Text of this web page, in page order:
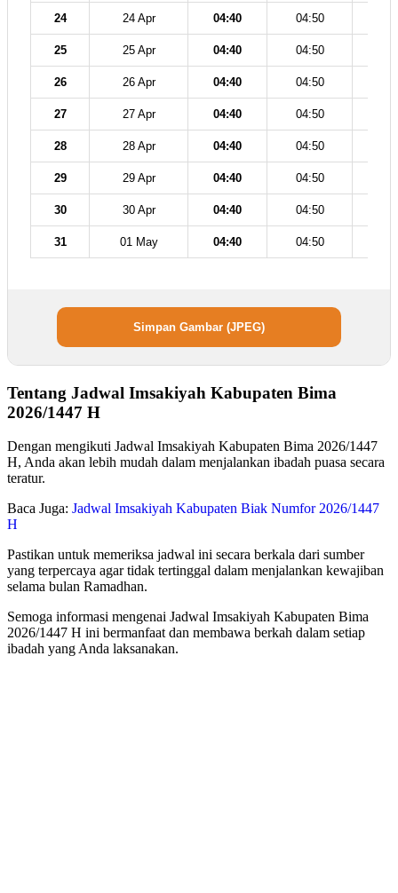
24 24 Apr 04:40 04:50
25 25 Apr 04:40 04:50
26 26 Apr 04:40 04:50
27 27 Apr 04:40 04:50
28 28 Apr 04:40 04:50
29 29 Apr 04:40 04:50
30 30 Apr 04:40 04:50
31 01 May 04:40 04:50
Simpan Gambar (JPEG)
Tentang Jadwal Imsakiyah Kabupaten Bima
2026/1447 H
Dengan mengikuti Jadwal Imsakiyah Kabupaten Bima 2026/1447
H, Anda akan lebih mudah dalam menjalankan ibadah puasa secara
teratur.
Baca Juga: Jadwal Imsakiyah Kabupaten Biak Numfor 2026/1447
H
Pastikan untuk memeriksa jadwal ini secara berkala dari sumber
yang terpercaya agar tidak tertinggal dalam menjalankan kewajiban
selama bulan Ramadhan.
Semoga informasi mengenai Jadwal Imsakiyah Kabupaten Bima
2026/1447 H ini bermanfaat dan membawa berkah dalam setiap
ibadah yang Anda laksanakan.